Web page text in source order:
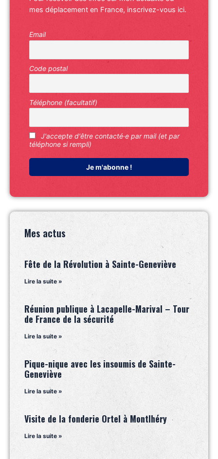
mes déplacement en France, inscrivez-vous ici.
Email
Code postal
Téléphone (facultatif)
J'accepte d'être contacté·e par mail (et par
téléphone si rempli)
Mes actus
Fête de la Révolution à Sainte-Geneviève
Lire la suite »
Réunion publique à Lacapelle-Marival – Tour
de France de la sécurité
Lire la suite »
Pique-nique avec les insoumis de Sainte-
Geneviève
Lire la suite »
Visite de la fonderie Ortel à Montlhéry
Lire la suite »